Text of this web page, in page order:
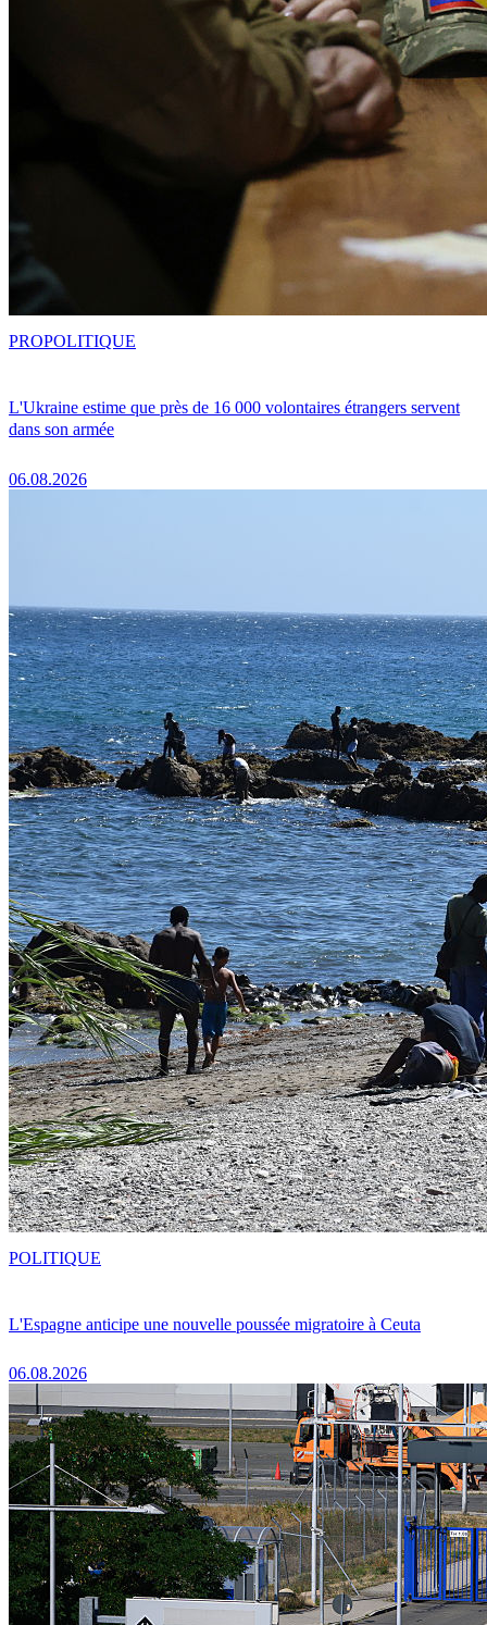
L'Ukraine estime que près de 16 000 volontaires étrangers servent
dans son armée
06.08.2026
PROPOLITIQUE
L'Espagne anticipe une nouvelle poussée migratoire à Ceuta
06.08.2026
POLITIQUE